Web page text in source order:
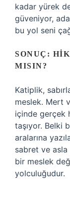
kadar yürek
güveniyor,
bu yol seni
SONUÇ:
MISIN?
Katiplik,
meslek. Mert
içinde gerçek
taşıyor. Belki
aralarına
sabret ve
bir meslek
yolculuğudur.